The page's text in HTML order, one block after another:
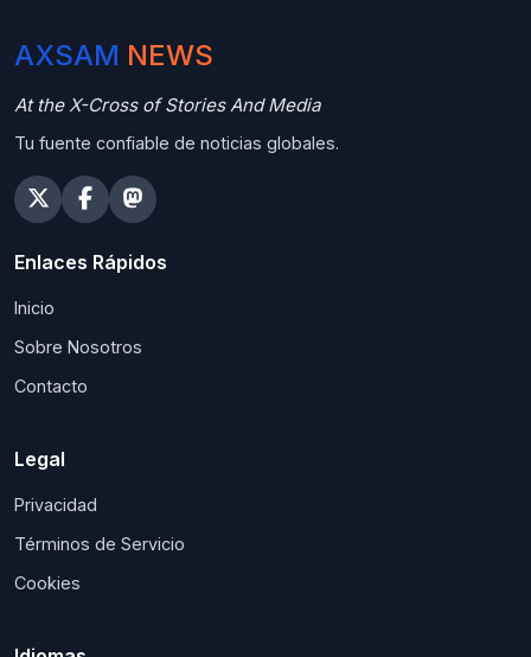
AXSAM NEWS
At the X-Cross of Stories And Media
Tu fuente confiable de noticias globales.
Enlaces Rápidos
Inicio
Sobre Nosotros
Contacto
Legal
Privacidad
Términos de Servicio
Cookies